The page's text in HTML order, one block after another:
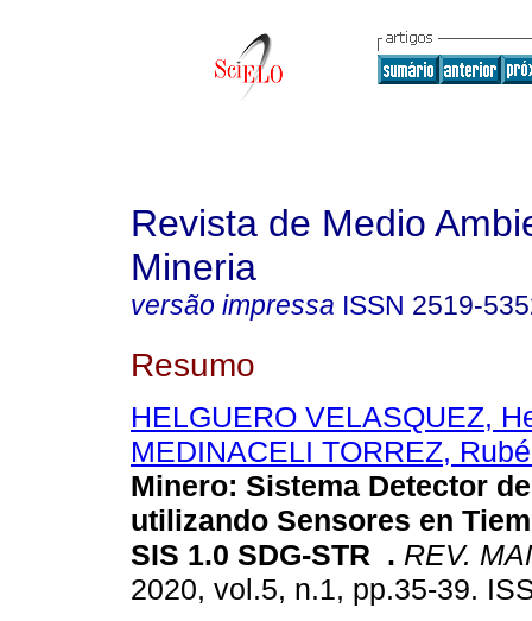
Revista de Medio
Mineria
versão impressa ISSN 2519-
Resumo
HELGUERO VELASQUEZ,
MEDINACELI TORREZ,
Minero: Sistema Detector
utilizando Sensores en
SIS 1.0 SDG-STR . REV.
2020, vol.5, n.1, pp.35-39.